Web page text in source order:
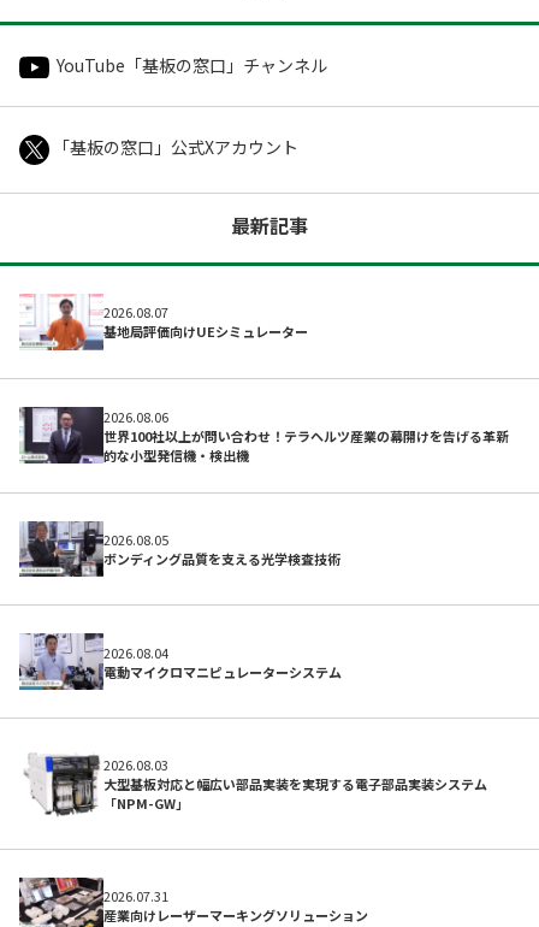
よくある質問
YouTube「基板の窓口」チャンネル
「基板の窓口」公式Xアカウント
最新記事
2026.08.07
基地局評価向けUEシミュレーター
2026.08.06
世界100社以上が問い合わせ！テラヘルツ産業の幕開けを告げる革新
的な小型発信機・検出機
2026.08.05
ボンディング品質を支える光学検査技術
2026.08.04
電動マイクロマニピュレーターシステム
2026.08.03
大型基板対応と幅広い部品実装を実現する電子部品実装システム
「NPM-GW」
2026.07.31
産業向けレーザーマーキングソリューション